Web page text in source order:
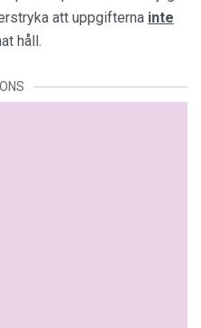
att uppgifterna inte
håll.